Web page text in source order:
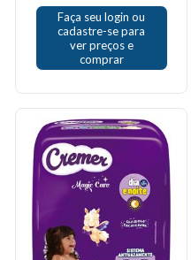
Faça seu login ou
cadastre-se para
ver preços e
comprar